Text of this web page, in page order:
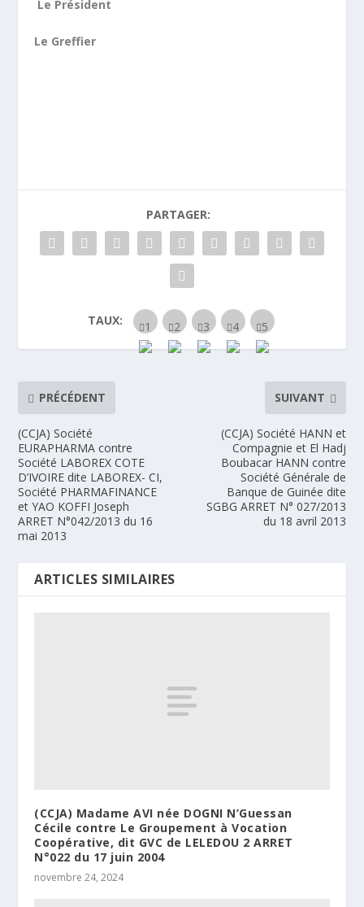
Le Président
Le Greffier
PARTAGER:
TAUX:
PRÉCÉDENT
(CCJA) Société
EURAPHARMA contre
Société LABOREX COTE
D’IVOIRE dite LABOREX- CI,
Société PHARMAFINANCE
et YAO KOFFI Joseph
ARRET N°042/2013 du 16
mai 2013
SUIVANT
(CCJA) Société HANN et
Compagnie et El Hadj
Boubacar HANN contre
Société Générale de
Banque de Guinée dite
SGBG ARRET N° 027/2013
du 18 avril 2013
ARTICLES SIMILAIRES
(CCJA) Madame AVI née DOGNI N’Guessan
Cécile contre Le Groupement à Vocation
Coopérative, dit GVC de LELEDOU 2 ARRET
N°022 du 17 juin 2004
novembre 24, 2024